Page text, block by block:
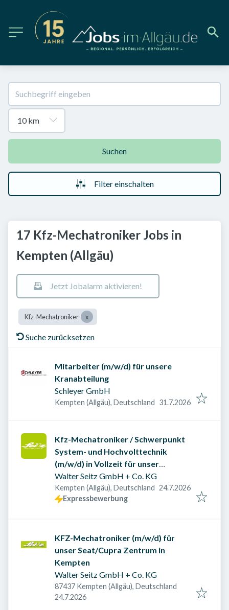
Suchen
Filter einschalten
17 Kfz-Mechatroniker Jobs in
Kempten (Allgäu)
Jetzt Jobalarm aktivieren!
Kfz-Mechatroniker
Suche zurücksetzen
Mitarbeiter (m/w/d) für unsere
Kranabteilung
Schleyer GmbH
Kempten (Allgäu), Deutschland Veröffentlicht am
31.7.2026
Kfz-Mechatroniker / Schwerpunkt
System- und Hochvolttechnik
(m/w/d) in Vollzeit für unser
Autohaus in Memmingen
Walter Seitz GmbH + Co. KG
Kempten (Allgäu), Deutschland Veröffentlicht am
24.7.2026
Expressbewerbung
KFZ-Mechatroniker (m/w/d) für
unser Seat/Cupra Zentrum in
Kempten
Walter Seitz GmbH + Co. KG
87437 Kempten (Allgäu), Deutschland
Veröffentlicht am
24.7.2026